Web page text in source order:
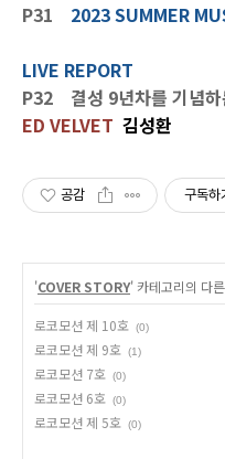
P31 2023 SUMMER
LIVE REPORT
P32 결성 9년차를 기념하
ED VELVET 김성환
공감 구독하
'COVER STORY' 카테고리의 다
로코모션 제 10호 (0)
로코모션 제 9호 (1)
로코모션 7호 (0)
로코모션 6호 (0)
로코모션 제 5호 (0)